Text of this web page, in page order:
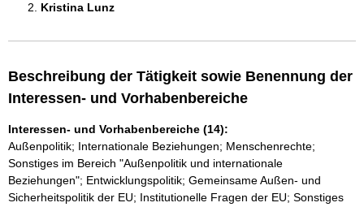
Kristina Lunz
Beschreibung der Tätigkeit sowie Benennung der
Interessen- und Vorhabenbereiche
Interessen- und Vorhabenbereiche (14):
Außenpolitik; Internationale Beziehungen; Menschenrechte;
Sonstiges im Bereich "Außenpolitik und internationale
Beziehungen"; Entwicklungspolitik; Gemeinsame Außen- und
Sicherheitspolitik der EU; Institutionelle Fragen der EU; Sonstiges